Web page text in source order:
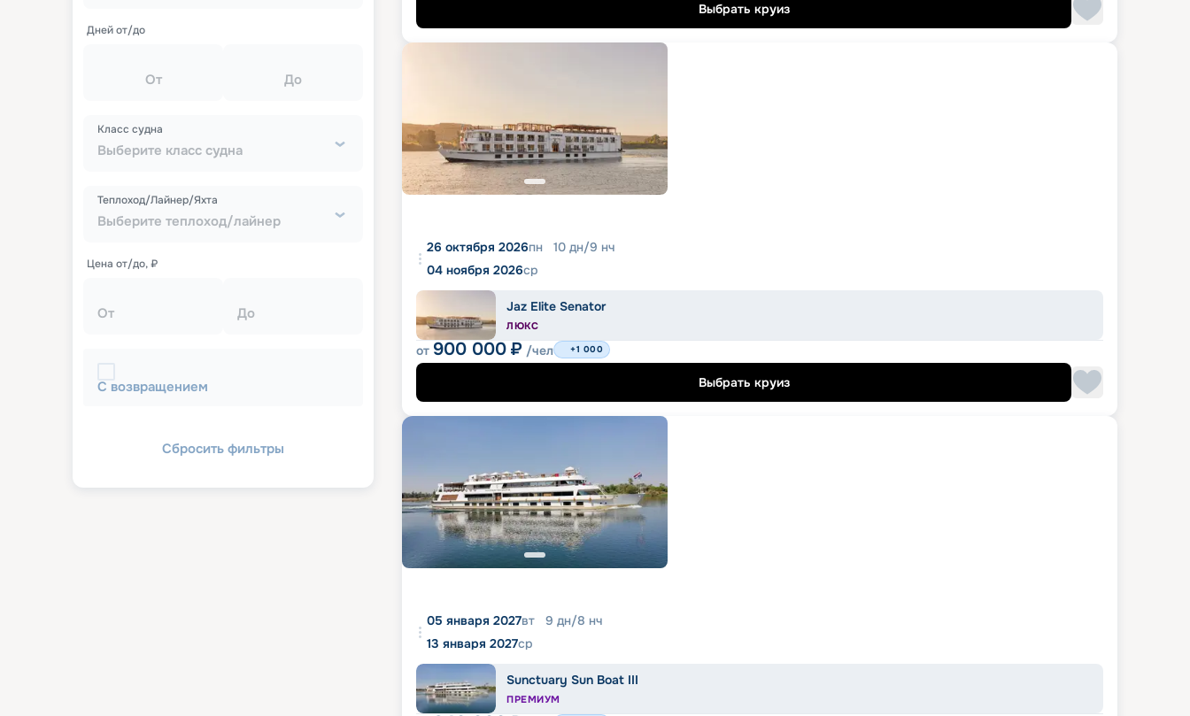
Дней от/до
От До
Выберите класс судна
Класс судна
Выберите теплоход/лайнер
Теплоход/Лайнер/Яхта
Цена от/до, ₽
От До
С возвращением
Сбросить фильтры
Выбрать круиз
26 октября 2026пн 10 дн/9 нч
04 ноября 2026ср
Jaz Elite Senator
ЛЮКС
от 900 000 ₽ /чел +1 000
Выбрать круиз
05 января 2027вт 9 дн/8 нч
13 января 2027ср
Sunctuary Sun Boat III
ПРЕМИУМ